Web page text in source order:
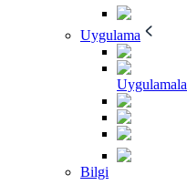
Uygulama
Bilgi